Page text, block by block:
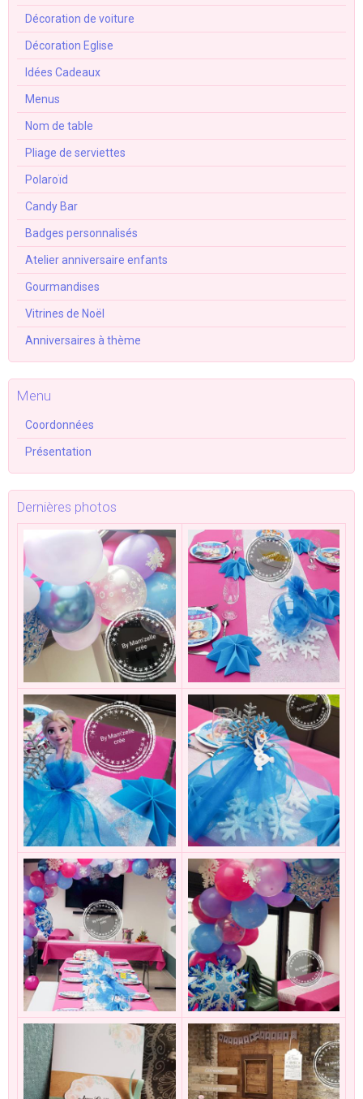
Décoration de voiture
Décoration Eglise
Idées Cadeaux
Menus
Nom de table
Pliage de serviettes
Polaroïd
Candy Bar
Badges personnalisés
Atelier anniversaire enfants
Gourmandises
Vitrines de Noël
Anniversaires à thème
Menu
Coordonnées
Présentation
Dernières photos